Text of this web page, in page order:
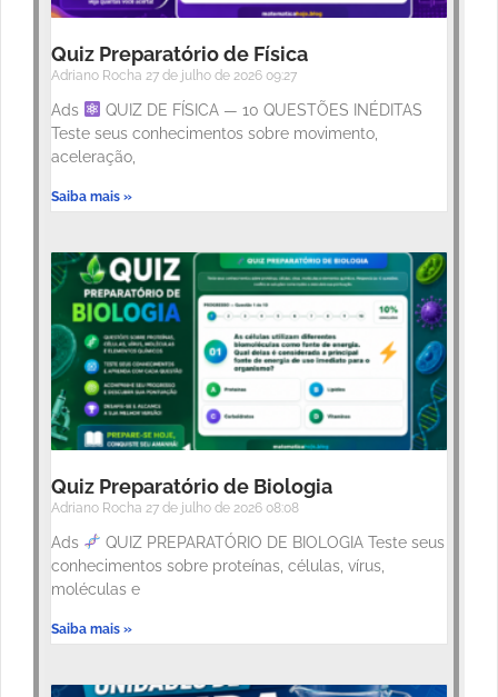
Quiz Preparatório de Física
Adriano Rocha 27 de julho de 2026 09:27
Ads
QUIZ DE FÍSICA — 10 QUESTÕES INÉDITAS
Teste seus conhecimentos sobre movimento,
aceleração,
Saiba mais »
Quiz Preparatório de Biologia
Adriano Rocha 27 de julho de 2026 08:08
Ads
QUIZ PREPARATÓRIO DE BIOLOGIA Teste seus
conhecimentos sobre proteínas, células, vírus,
moléculas e
Saiba mais »